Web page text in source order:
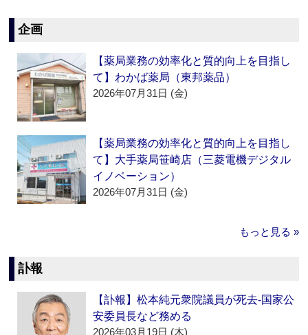
企画
【薬局業務の効率化と質的向上を目指し
て】わかば薬局（東邦薬品）
2026年07月31日 (金)
【薬局業務の効率化と質的向上を目指し
て】大手薬局笹崎店（三菱電機デジタル
イノベーション）
2026年07月31日 (金)
もっと見る »
訃報
【訃報】松本純元衆院議員が死去‐国家公
安委員長など務める
2026年03月19日 (木)